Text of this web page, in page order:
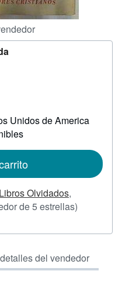
Unidos de America
Olvidados,
de 5 estrellas)
vendedor:
de
5
del vendedor